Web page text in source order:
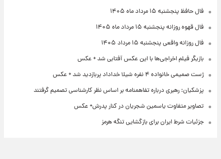
فال حافظ پنجشنبه ۱۵ مرداد ماه ۱۴۰۵
فال قهوه روزانه پنجشنبه ۱۵ مرداد ماه ۱۴۰۵
فال روزانه واقعی پنجشنبه ۱۵ مرداد ۱۴۰۵
بازیگر فیلم اخراجی‌ها با این عکس آفتابی شد + عکس
ژست صمیمی خانواده ۴ نفره شیلا خداداد پربازدید شد + عکس
پزشکیان: رهبری درباره تفاهمنامه بر اساس نظر کارشناسی تصمیم گرفتند
تصاویر متفاوت یاسمین شجریان در کنار پدرش+ عکس
جزئیات شرط ایران برای بازگشایی تنگه هرمز